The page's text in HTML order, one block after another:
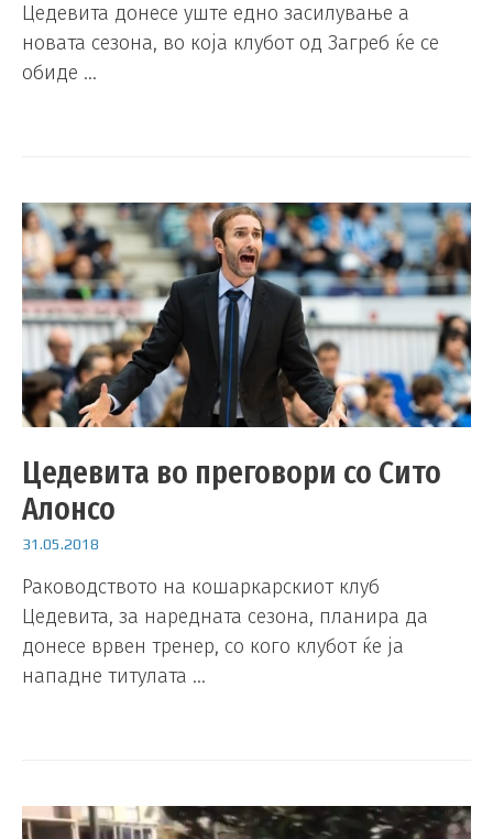
Цедевита донесе уште едно засилување а
новата сезона, во која клубот од Загреб ќе се
обиде …
Цедевита во преговори со Сито
Алонсо
31.05.2018
Раководството на кошаркарскиот клуб
Цедевита, за наредната сезона, планира да
донесе врвен тренер, со кого клубот ќе ја
нападне титулата …